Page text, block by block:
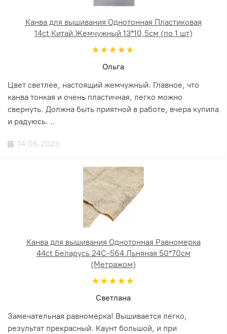
Канва для вышивания Однотонная Пластиковая
14ct Китай Жемчужный 13*10,5см (по 1 шт)
Ольга
Цвет светлее, настоящий жемчужный. Главное, что
канва тонкая и очень пластичная, легко можно
свернуть. Должна быть приятной в работе, вчера купила
и радуюсь. ..
14.06.2023
Канва для вышивания Однотонная Равномерка
44ct Беларусь 24С-564 Льняная 50*70см
(Метражом)
Светлана
Замечательная равномерка! Вышивается легко,
результат прекрасный. Каунт большой, и при